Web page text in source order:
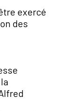
exercé
des